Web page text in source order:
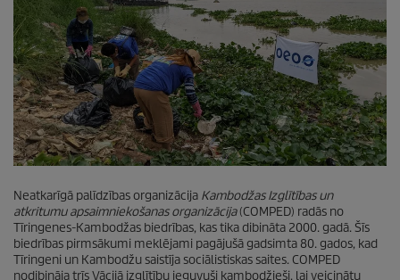
Neatkarīgā palīdzības organizācija Kambodžas Izglītības un
atkritumu apsaimniekošanas organizācija(COMPED) radās no
Tīringenes-Kambodžas biedrības, kas tika dibināta 2000. gadā. Šīs
biedrības pirmsākumi meklējami pagājušā gadsimta 80. gados, kad
Tīringeni un Kambodžu saistīja sociālistiskas saites. COMPED
nodibināja trīs Vācijā izglītību ieguvuši kambodžieši, lai veicinātu